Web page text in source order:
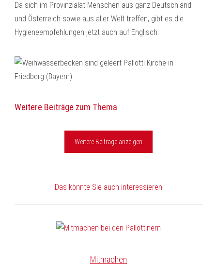
Da sich im Provinzialat Menschen aus ganz Deutschland
und Österreich sowie aus aller Welt treffen, gibt es die
Hygieneempfehlungen jetzt auch auf Englisch.
Weitere Beiträge zum Thema
Weitere Beiträge anzeigen
Das könnte Sie auch interessieren
Mitmachen